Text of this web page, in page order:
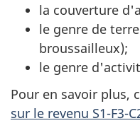
la couverture
le genre de
broussailleux);
le genre
Pour en savoir plus,
sur le revenu S1-F3-